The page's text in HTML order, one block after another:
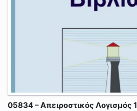
05834 – Απειροστικός Λογισμός 1